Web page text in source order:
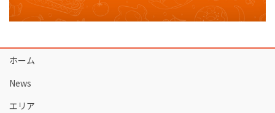
ホーム
News
エリア